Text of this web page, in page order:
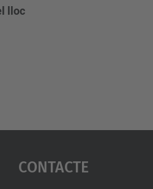
lloc
Contacte